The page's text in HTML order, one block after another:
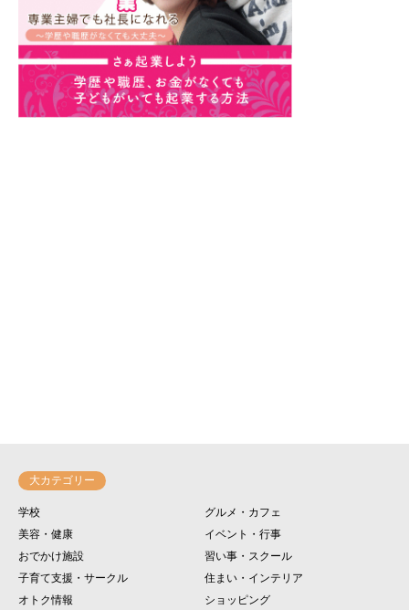
大カテゴリー
学校
グルメ・カフェ
美容・健康
イベント・行事
おでかけ施設
習い事・スクール
子育て支援・サークル
住まい・インテリア
オトク情報
ショッピング